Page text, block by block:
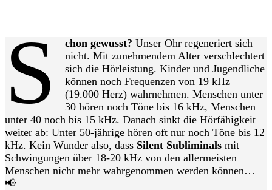
S chon gewusst? Unser Ohr regeneriert sich
nicht. Mit zunehmendem Alter verschlechtert
sich die Hörleistung. Kinder und Jugendliche
können noch Frequenzen von 19 kHz
(19.000 Herz) wahrnehmen. Menschen unter
30 hören noch Töne bis 16 kHz, Menschen
unter 40 noch bis 15 kHz. Danach sinkt die Hörfähigkeit
weiter ab: Unter 50-jährige hören oft nur noch Töne bis 12
kHz. Kein Wunder also, dass Silent Subliminals mit
Schwingungen über 18-20 kHz von den allermeisten
Menschen nicht mehr wahrgenommen werden können…
📢